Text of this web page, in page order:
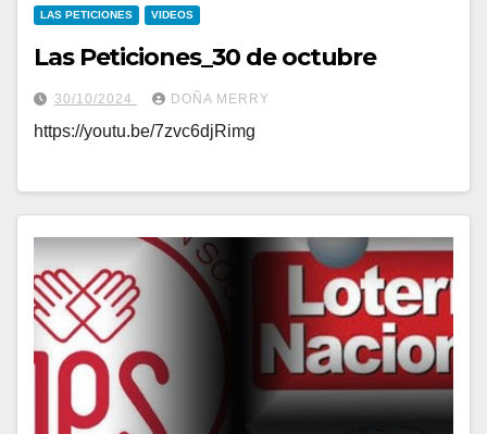
LAS PETICIONES VIDEOS
Las Peticiones_30 de octubre
30/10/2024 DOÑA MERRY
https://youtu.be/7zvc6djRimg